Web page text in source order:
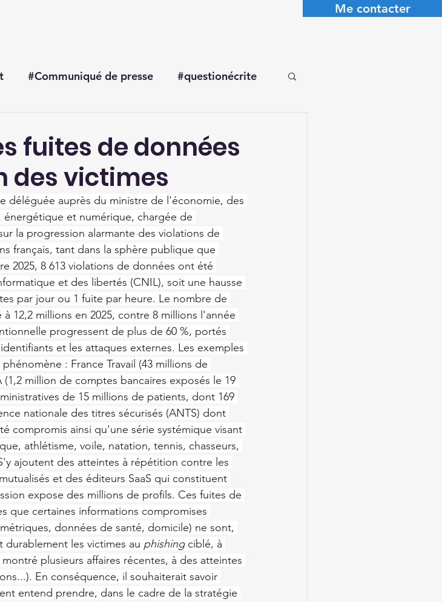
Me contacter
#Communiqué de presse #questionécrite
fuites de données
des victimes
déléguée auprès du ministre de l'économie, des
et numérique, chargée de
la progression alarmante des violations de
français, tant dans la sphère publique que
2025, 8 613 violations de données ont été
et des libertés (CNIL), soit une hausse
par jour ou 1 fuite par heure. Le nombre de
12,2 millions en 2025, contre 8 millions l'année
progressent de plus de 60 %, portés
et les attaques externes. Les exemples
: France Travail (43 millions de
million de comptes bancaires exposés le 19
de 15 millions de patients, dont 169
nationale des titres sécurisés (ANTS) dont
compromis ainsi qu'une série systémique visant
athlétisme, voile, natation, tennis, chasseurs,
ajoutent des atteintes à répétition contre les
et des éditeurs SaaS qui constituent
expose des millions de profils. Ces fuites de
que certaines informations compromises
données de santé, domicile) ne sont,
durablement les victimes au phishing ciblé, à
plusieurs affaires récentes, à des atteintes
En conséquence, il souhaiterait savoir
entend prendre, dans le cadre de la stratégie